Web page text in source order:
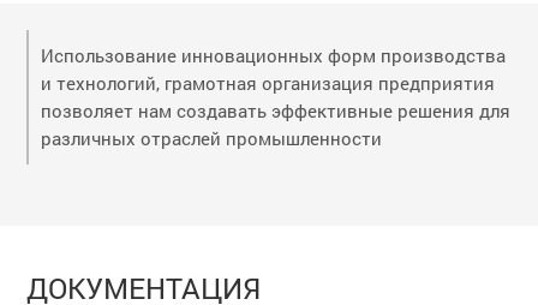
Использование инновационных форм производства
и технологий, грамотная организация предприятия
позволяет нам создавать эффективные решения для
различных отраслей промышленности
ДОКУМЕНТАЦИЯ